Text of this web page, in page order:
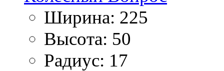
Ширина: 225
Высота: 50
Радиус: 17